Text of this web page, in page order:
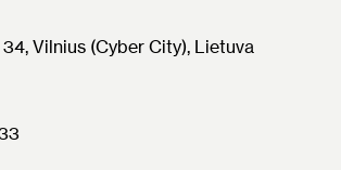
Vilnius (Cyber City), Lietuva